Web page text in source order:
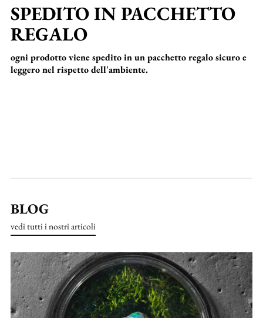
SPEDITO IN PACCHETTO
REGALO
ogni prodotto viene spedito in un pacchetto regalo sicuro e
leggero nel rispetto dell'ambiente.
BLOG
vedi tutti i nostri articoli